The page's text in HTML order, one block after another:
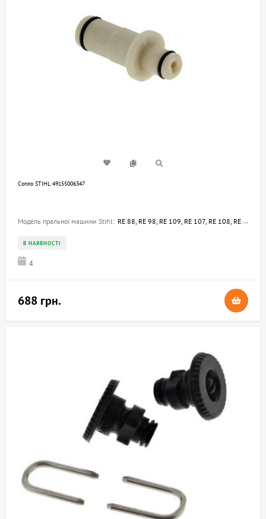
Сопло STIHL 49155006347
Модель пральної машини Stihl: RE 88, RE 98, RE 109, RE 107, RE 108, RE 117, RE 118, RE 119, RE 129 PLUS, RE 128 PLUS, RE 127 PLUS
В НАЯВНОСТІ
4
688 грн.